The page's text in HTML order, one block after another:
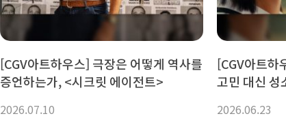
[CGV아트하우스] 극장은 어떻게 역사를
증언하는가, <시크릿 에이전트>
2026.07.10
[CGV아트하
고민 대신 성
2026.06.23